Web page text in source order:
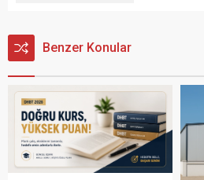
Benzer Konular